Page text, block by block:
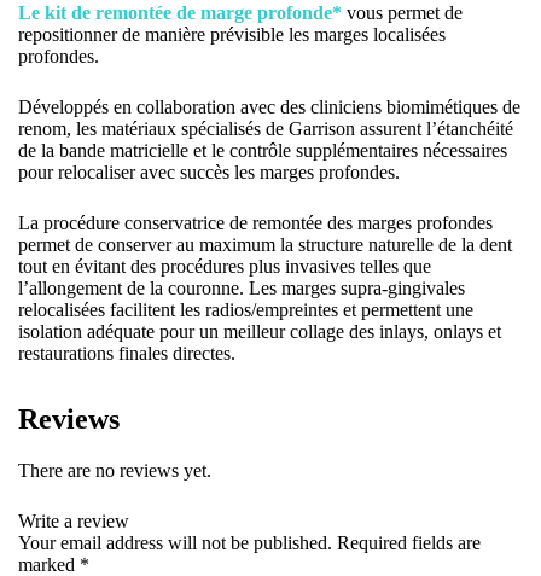
Le kit de remontée de marge profonde* vous permet de
repositionner de manière prévisible les marges localisées
profondes.
Développés en collaboration avec des cliniciens biomimétiques de
renom, les matériaux spécialisés de Garrison assurent l’étanchéité
de la bande matricielle et le contrôle supplémentaires nécessaires
pour relocaliser avec succès les marges profondes.
La procédure conservatrice de remontée des marges profondes
permet de conserver au maximum la structure naturelle de la dent
tout en évitant des procédures plus invasives telles que
l’allongement de la couronne. Les marges supra-gingivales
relocalisées facilitent les radios/empreintes et permettent une
isolation adéquate pour un meilleur collage des inlays, onlays et
restaurations finales directes.
Reviews
There are no reviews yet.
Write a review
Your email address will not be published. Required fields are
marked *